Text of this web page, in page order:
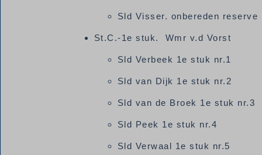
Sld Visser. onbereden reserve
St.C.-1e stuk. Wmr v.d Vorst
Sld Verbeek 1e stuk nr.1
Sld van Dijk 1e stuk nr.2
Sld van de Broek 1e stuk nr.3
Sld Peek 1e stuk nr.4
Sld Verwaal 1e stuk nr.5